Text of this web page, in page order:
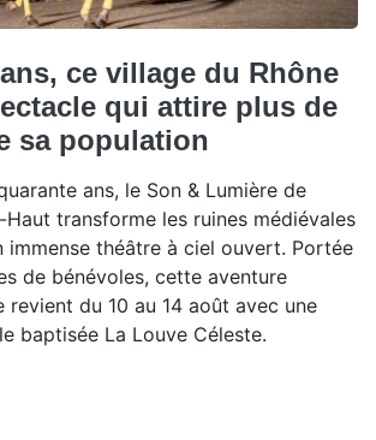
ce village du Rhône
qui attire plus de
sa population
ans, le Son & Lumière de
transforme les ruines médiévales
immense théâtre à ciel ouvert. Portée
de bénévoles, cette aventure
revient du 10 au 14 août avec une
baptisée La Louve Céleste.